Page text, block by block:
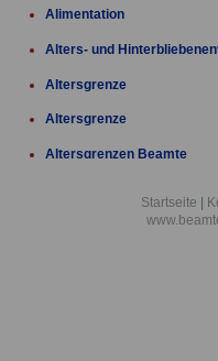
Alimentation
Alters- und
Altersgrenze
Altersgrenze
Altersgrenzen Beamte
Altersrente für Versicherte
Startseite